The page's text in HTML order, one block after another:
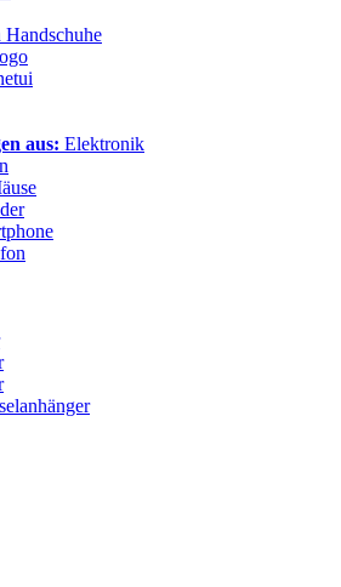
Handschuhe
aus: Elektronik